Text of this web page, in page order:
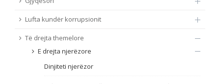
Lufta kundër korrupsionit
Të drejta themelore
E drejta njerëzore
Dinjiteti njerëzor